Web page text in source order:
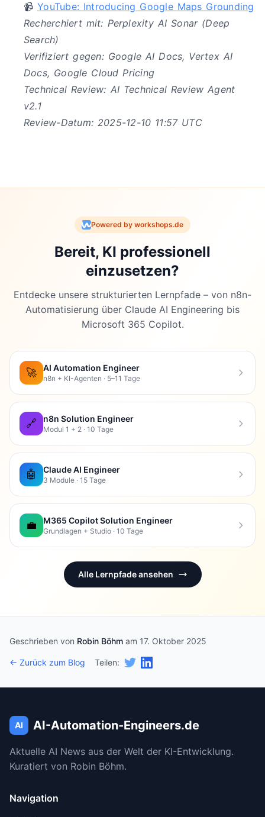
📹YouTube: Introducing Google Maps Grounding
Recherchiert mit: Perplexity AI Sonar (Deep
Search)
Verifiziert gegen: Google AI Docs, Vertex AI
Docs, Google Cloud Pricing
Technical Review: AI Technical Review Agent
v2.1
Review-Datum: 2025-12-10 11:57 UTC
Powered by workshops.de
Bereit, KI professionell
einzusetzen?
Entdecke unsere strukturierten Lernpfade – von n8n-
Automatisierung über Claude AI Engineering bis
Microsoft 365 Copilot.
🚀 AI Automation Engineer
n8n + KI-Agenten · 5–11 Tage
🔗 n8n Solution Engineer
Modul 1 + 2 · 10 Tage
🤖 Claude AI Engineer
3 Module · 15 Tage
💼 M365 Copilot Solution Engineer
Grundlagen + Studio · 10 Tage
Alle Lernpfade ansehen
Geschrieben von Robin Böhm am 17. Oktober 2025
← Zurück zum Blog Teilen:
AI AI-Automation-Engineers.de
Aktuelle AI News aus der Welt der KI-Entwicklung.
Kuratiert von Robin Böhm.
Navigation